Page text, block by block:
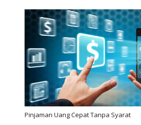
Pinjaman Uang Cepat Tanpa Syarat